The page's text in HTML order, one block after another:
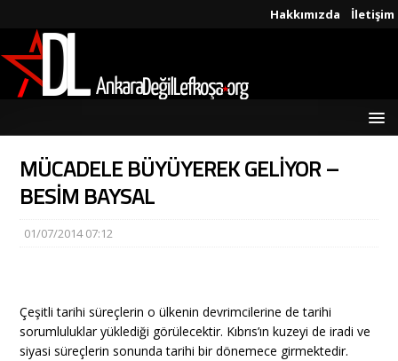
Hakkımızda İletişim
MÜCADELE BÜYÜYEREK GELİYOR –
BESİM BAYSAL
01/07/2014 07:12
Çeşitli tarihi süreçlerin o ülkenin devrimcilerine de tarihi
sorumluluklar yüklediği görülecektir. Kıbrıs’ın kuzeyi de iradi ve
siyasi süreçlerin sonunda tarihi bir dönemece girmektedir.